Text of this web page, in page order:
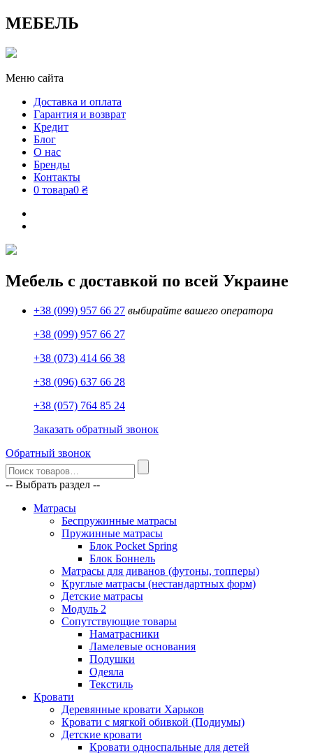
МЕБЕЛЬ
Меню сайта
Доставка и оплата
Гарантия и возврат
Кредит
Блог
О нас
Бренды
Контакты
0 товара0 ₴
Мебель с доставкой по всей Украине
+38 (099) 957 66 27 выбирайте вашего оператора
+38 (099) 957 66 27
+38 (073) 414 66 38
+38 (096) 637 66 28
+38 (057) 764 85 24
Заказать обратный звонок
Обратный звонок
-- Выбрать раздел --
Матрасы
Беспружинные матрасы
Пружинные матрасы
Блок Pocket Spring
Блок Боннель
Матрасы для диванов (футоны, топперы)
Круглые матрасы (нестандартных форм)
Детские матрасы
Модуль 2
Сопутствующие товары
Наматрасники
Ламелевые основания
Подушки
Одеяла
Текстиль
Кровати
Деревянные кровати Харьков
Кровати с мягкой обивкой (Подиумы)
Детские кровати
Кровати односпальные для детей